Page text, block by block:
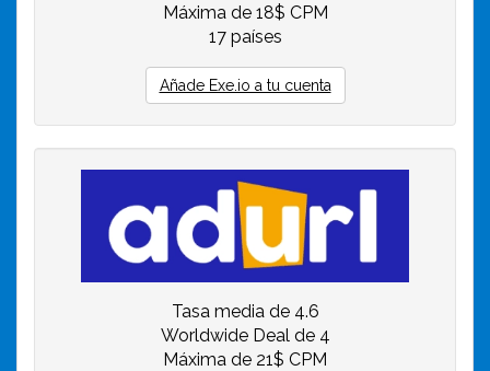
Máxima de 18$ CPM
17 países
Añade Exe.io a tu cuenta
Tasa media de 4.6
Worldwide Deal de 4
Máxima de 21$ CPM